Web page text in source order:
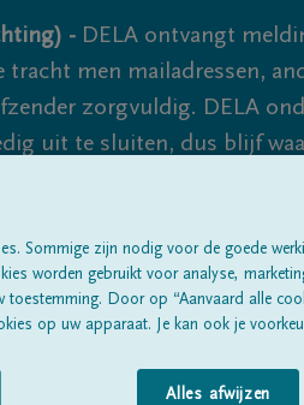
- DELA ontvangt
men mailadressen,
zorgvuldig. DELA
uit te sluiten, dus blijf
Alle
Sommige zijn nodig voor de goede
worden gebruikt voor analyse,
toestemming. Door op “Aanvaard alle
op uw apparaat. Je kan ook je
Alles afwijzen